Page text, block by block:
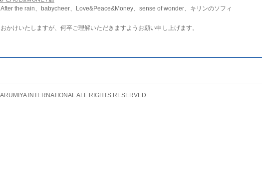
the rain、babycheer、Love&Peace&Money、sense of wonder、キリンのソフィ
かけいたしますが、何卒ご理解いただきますようお願い申し上げます。